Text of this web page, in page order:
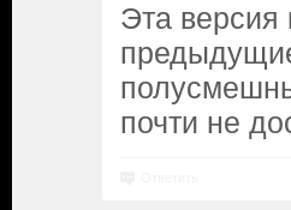
Эта версия
почти не